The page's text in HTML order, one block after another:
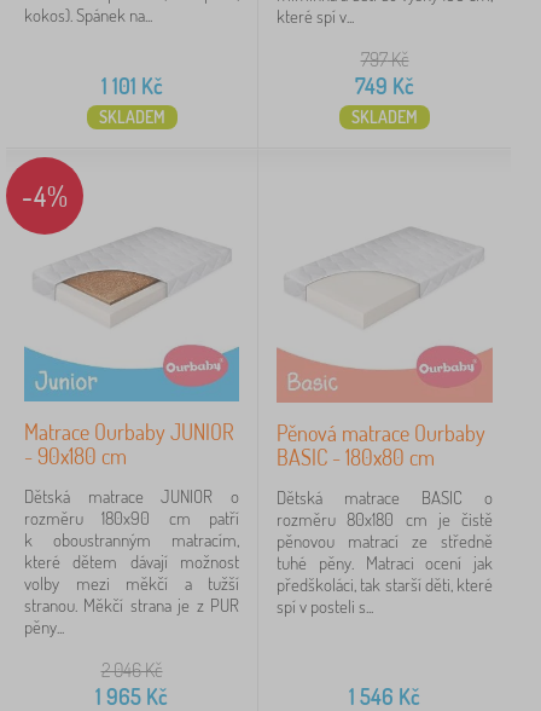
kokos). Spánek na...
1 101 Kč
SKLADEM
které spí v...
797Kč
749 Kč
SKLADEM
-4%
Matrace Ourbaby JUNIOR
- 90x180 cm
Dětská matrace JUNIOR o
rozměru 180x90 cm patří
k oboustranným matracím,
které dětem dávají možnost
volby mezi měkčí a tužší
stranou. Měkčí strana je z PUR
pěny...
2 046Kč
1 965 Kč
Pěnová matrace Ourbaby
BASIC - 180x80 cm
Dětská matrace BASIC o
rozměru 80x180 cm je čistě
pěnovou matrací ze středně
tuhé pěny. Matraci ocení jak
předškoláci, tak starší děti, které
spí v posteli s...
1 546 Kč